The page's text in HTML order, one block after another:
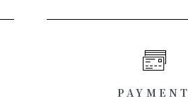
PAYMENT